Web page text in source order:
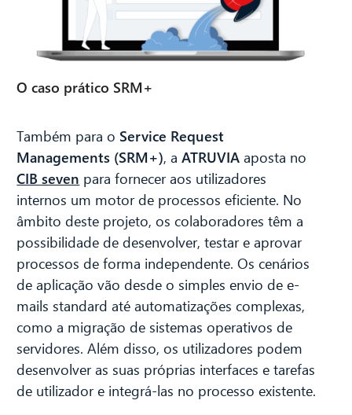
O caso prático SRM+
Também para o Service Request
Managements (SRM+), aATRUVIA aposta no
CIB seven para fornecer aos utilizadores
internos um motor de processos eficiente. No
âmbito deste projeto, os colaboradores têm a
possibilidade de desenvolver, testar e aprovar
processos de forma independente. Os cenários
de aplicação vão desde o simples envio de e-
mails standard até automatizações complexas,
como a migração de sistemas operativos de
servidores. Além disso, os utilizadores podem
desenvolver as suas próprias interfaces e tarefas
de utilizador e integrá-las no processo existente.
CIB AI ChatBot
Olá! O que posso fazer por si?